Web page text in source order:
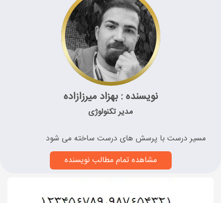
نویسنده : بهزاد میرزازاده
مدیر تکنولوژی
مسیر درست با پرسش های درست ساخته می شود
مشاهده تمام مطالب نویسنده